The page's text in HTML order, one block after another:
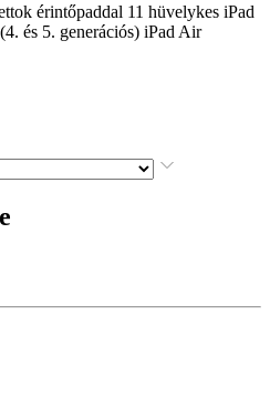
érintőpaddal 11 hüvelykes iPad
és 5. generációs) iPad Air